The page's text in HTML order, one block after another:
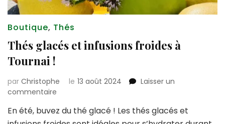
Boutique, Thés
Thés glacés et infusions froides à
Tournai !
par Christophe le 13 août 2024
Laisser un
commentaire
glacés
En été, buvez du thé glacé ! Les thés glacés et